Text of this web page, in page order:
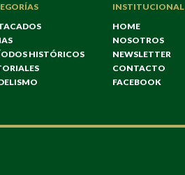
HISTÓRICOS
INSTITUCIONAL
HOME
NOSOTROS
NEWSLETTER
CONTACTO
FACEBOOK